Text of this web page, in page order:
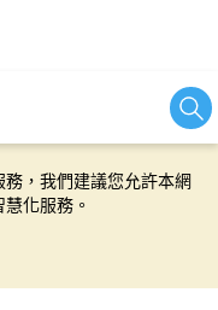
網站服務，並有助於為
，我們建議您允許本網
化服務。